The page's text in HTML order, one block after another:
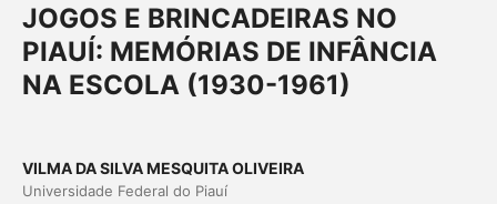
JOGOS E BRINCADEIRAS NO
PIAUÍ: MEMÓRIAS DE INFÂNCIA
NA ESCOLA (1930-1961)
VILMA DA SILVA MESQUITA OLIVEIRA
Universidade Federal do Piauí